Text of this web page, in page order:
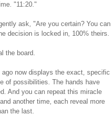
"11:20."
ask, "Are you certain? You can
decision is locked in, 100% theirs.
the board.
now displays the exact, specific
of possibilities. The hands have
And you can repeat this miracle
another time, each reveal more
the last.